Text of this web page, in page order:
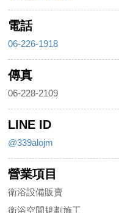
電話
06-226-1918
傳真
06-228-2109
LINE ID
@339alojm
營業項目
衛浴設備販賣
衛浴空間規劃施工